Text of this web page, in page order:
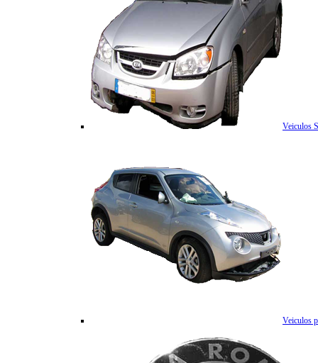
Veiculos
Veiculos